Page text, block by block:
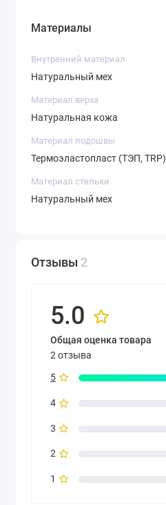
Материалы
Внутренний материал
Натуральный мех
Материал верха
Натуральная кожа
Материал подошвы
Термоэластопласт (ТЭП, TRP)
Материал стельки
Натуральный мех
Отзывы 2
5.0
Общая оценка товара
2 отзыва
5
4
3
2
1